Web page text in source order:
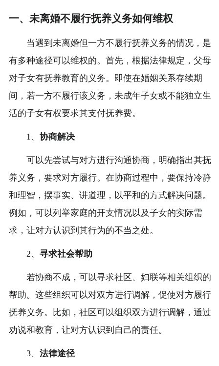
一、未离婚不履行抚养义务如何维权
当遇到未离婚但一方不履行抚养义务的情况，是
有多种途径可以维权的。首先，根据法律规定，父母
对子女有抚养教育的义务。即使在婚姻关系存续期
间，若一方不履行该义务，未成年子女或不能独立生
活的子女有权要求其支付抚养费。
1、 协商解决
可以先尝试与对方进行沟通协商，明确指出其抚
养义务，要求对方履行。在协商过程中，要保持冷静
和理智，摆事实、讲道理，以平和的方式解决问题。
例如，可以列举家庭的开支情况以及子女的实际需
求，让对方认识到其行为的不当之处。
2、 寻求社会帮助
若协商不成，可以寻求社区、妇联等相关组织的
帮助。这些组织可以对双方进行调解，促使对方履行
抚养义务。比如，社区可以组织双方进行调解，通过
劝说和教育，让对方认识到自己的责任。
3、 法律途径